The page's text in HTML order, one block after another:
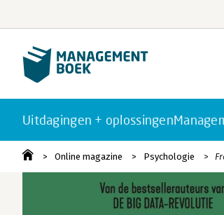
Uitdagingen + oplossingen
Online magazine Psychologie